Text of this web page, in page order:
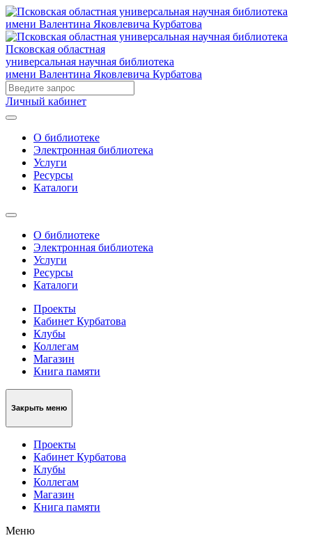
Псковская областная
универсальная научная библиотека
имени Валентина Яковлевича Курбатова
Личный кабинет
О библиотеке
Электронная библиотека
Услуги
Ресурсы
Каталоги
О библиотеке
Электронная библиотека
Услуги
Ресурсы
Каталоги
Проекты
Кабинет Курбатова
Клубы
Коллегам
Магазин
Книга памяти
Закрыть меню
Проекты
Кабинет Курбатова
Клубы
Коллегам
Магазин
Книга памяти
Меню